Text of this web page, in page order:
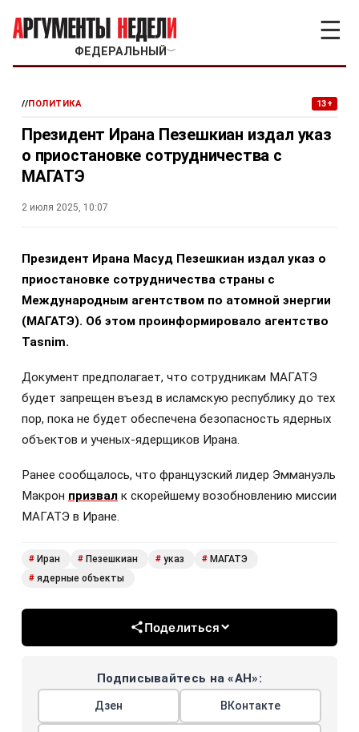
ФЕДЕРАЛЬНЫЙ ﹀
☰
//ПОЛИТИКА 13+
Президент Ирана Пезешкиан издал указ
о приостановке сотрудничества с
МАГАТЭ
2 июля 2025, 10:07
Президент Ирана Масуд Пезешкиан издал указ о
приостановке сотрудничества страны с
Международным агентством по атомной энергии
(МАГАТЭ). Об этом проинформировало агентство
Tasnim.
Документ предполагает, что сотрудникам МАГАТЭ
будет запрещен въезд в исламскую республику до тех
пор, пока не будет обеспечена безопасность ядерных
объектов и ученых-ядерщиков Ирана.
Ранее сообщалось, что французский лидер Эммануэль
Макрон призвал к скорейшему возобновлению миссии
МАГАТЭ в Иране.
# Иран # Пезешкиан # указ # МАГАТЭ
# ядерные объекты
Поделиться
Подписывайтесь на «АН»:
Дзен ВКонтакте